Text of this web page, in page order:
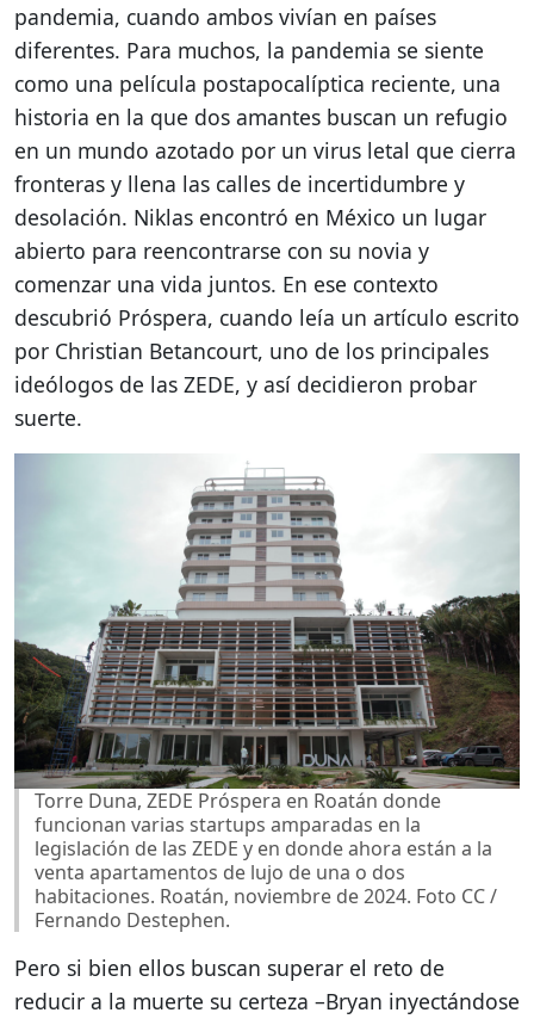
pandemia, cuando ambos vivían en países
diferentes. Para muchos, la pandemia se siente
como una película postapocalíptica reciente, una
historia en la que dos amantes buscan un refugio
en un mundo azotado por un virus letal que cierra
fronteras y llena las calles de incertidumbre y
desolación. Niklas encontró en México un lugar
abierto para reencontrarse con su novia y
comenzar una vida juntos. En ese contexto
descubrió Próspera, cuando leía un artículo escrito
por Christian Betancourt, uno de los principales
ideólogos de las ZEDE, y así decidieron probar
suerte.
Torre Duna, ZEDE Próspera en Roatán donde
funcionan varias startups amparadas en la
legislación de las ZEDE y en donde ahora están a la
venta apartamentos de lujo de una o dos
habitaciones. Roatán, noviembre de 2024. Foto CC /
Fernando Destephen.
Pero si bien ellos buscan superar el reto de
reducir a la muerte su certeza –Bryan inyectándose